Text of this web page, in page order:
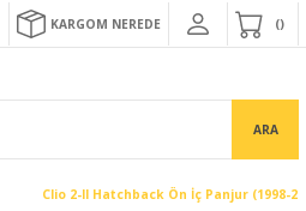
KARGOM NEREDE
ARA
Clio 2-II Hatchback Ön İç Panjur (1998-